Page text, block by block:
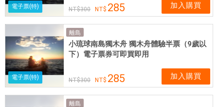
電子票(特) 300 285 加入購買
電子票(特)
離島
小琉球南島獨木舟 獨木舟體驗半票（9歲以
下）電子票券可即買即用
300 285 加入購買
離島